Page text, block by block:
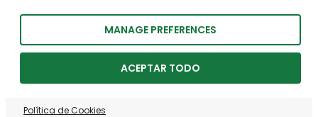
MANAGE PREFERENCES
ACEPTAR TODO
Política de Cookies